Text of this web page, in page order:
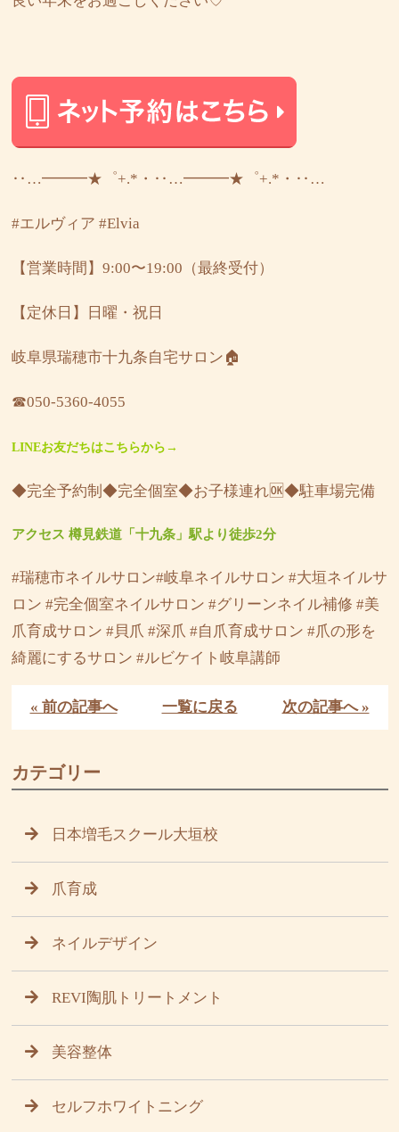
‥…━━━★゜+.*・‥…━━━★゜+.*・‥…
#エルヴィア #Elvia
【営業時間】9:00〜19:00（最終受付）
【定休日】日曜・祝日
岐阜県瑞穂市十九条自宅サロン🏠
☎︎050-5360-4055
LINEお友だちはこちらから→
◆完全予約制◆完全個室◆お子様連れ🆗◆駐車場完備
アクセス 樽見鉄道「十九条」駅より徒歩2分
#瑞穂市ネイルサロン#岐阜ネイルサロン #大垣ネイルサ
ロン #完全個室ネイルサロン #グリーンネイル補修 #美
爪育成サロン #貝爪 #深爪 #自爪育成サロン #爪の形を
綺麗にするサロン #ルビケイト岐阜講師
« 前の記事へ 一覧に戻る 次の記事へ »
カテゴリー
日本増毛スクール大垣校
爪育成
ネイルデザイン
REVI陶肌トリートメント
美容整体
セルフホワイトニング